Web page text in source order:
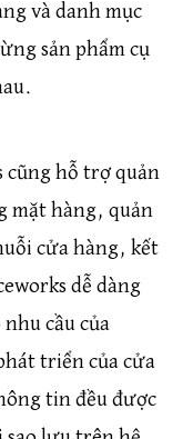
và danh mục
sản phẩm cụ
cũng hỗ trợ quản
mặt hàng, quản
cửa hàng, kết
dễ dàng
cầu của
triển của cửa
tin đều được